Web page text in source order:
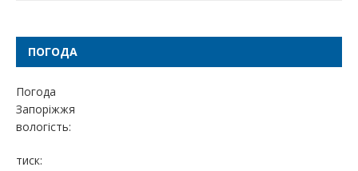
ПОГОДА
Погода
Запоріжжя
вологість:
тиск: